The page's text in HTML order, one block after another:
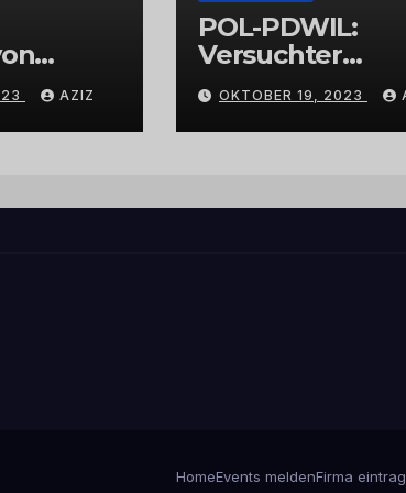
AZIZ
POL-PDWIL:
Versuchter
Einbruch im
Gewerbegebiet
Wittlich
OKTOBER 19, 2023
HomeEvents meldenFirma